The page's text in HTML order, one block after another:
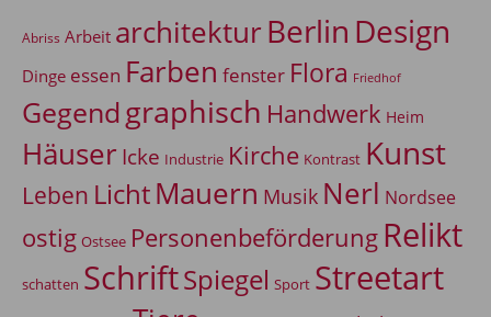
Abriss Arbeit architekturBerlin Design
Dinge essen Farben fenster Flora Friedhof
Gegendgraphisch Handwerk Heim
Häuser Icke Industrie Kirche Kontrast Kunst
Leben LichtMauern Musik Nerl Nordsee
ostig Ostsee Personenbeförderung Relikt
schatten SchriftSpiegel Sport Streetart